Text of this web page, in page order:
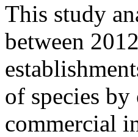
This study
between
of species by
commercial